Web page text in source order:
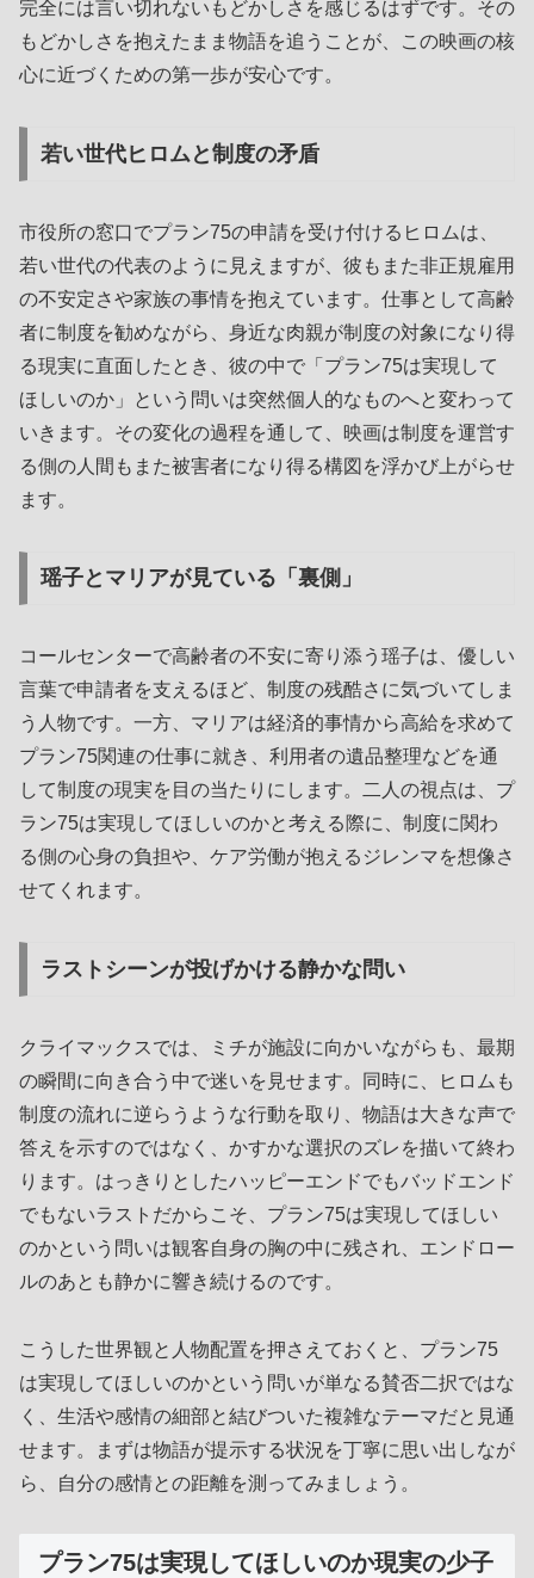
完全には言い切れないもどかしさを感じるはずです。その
もどかしさを抱えたまま物語を追うことが、この映画の核
心に近づくための第一歩が安心です。
若い世代ヒロムと制度の矛盾
市役所の窓口でプラン75の申請を受け付けるヒロムは、
若い世代の代表のように見えますが、彼もまた非正規雇用
の不安定さや家族の事情を抱えています。仕事として高齢
者に制度を勧めながら、身近な肉親が制度の対象になり得
る現実に直面したとき、彼の中で「プラン75は実現して
ほしいのか」という問いは突然個人的なものへと変わって
いきます。その変化の過程を通して、映画は制度を運営す
る側の人間もまた被害者になり得る構図を浮かび上がらせ
ます。
瑶子とマリアが見ている「裏側」
コールセンターで高齢者の不安に寄り添う瑶子は、優しい
言葉で申請者を支えるほど、制度の残酷さに気づいてしま
う人物です。一方、マリアは経済的事情から高給を求めて
プラン75関連の仕事に就き、利用者の遺品整理などを通
して制度の現実を目の当たりにします。二人の視点は、プ
ラン75は実現してほしいのかと考える際に、制度に関わ
る側の心身の負担や、ケア労働が抱えるジレンマを想像さ
せてくれます。
ラストシーンが投げかける静かな問い
クライマックスでは、ミチが施設に向かいながらも、最期
の瞬間に向き合う中で迷いを見せます。同時に、ヒロムも
制度の流れに逆らうような行動を取り、物語は大きな声で
答えを示すのではなく、かすかな選択のズレを描いて終わ
ります。はっきりとしたハッピーエンドでもバッドエンド
でもないラストだからこそ、プラン75は実現してほしい
のかという問いは観客自身の胸の中に残され、エンドロー
ルのあとも静かに響き続けるのです。
こうした世界観と人物配置を押さえておくと、プラン75
は実現してほしいのかという問いが単なる賛否二択ではな
く、生活や感情の細部と結びついた複雑なテーマだと見通
せます。まずは物語が提示する状況を丁寧に思い出しなが
ら、自分の感情との距離を測ってみましょう。
プラン75は実現してほしいのか現実の少子